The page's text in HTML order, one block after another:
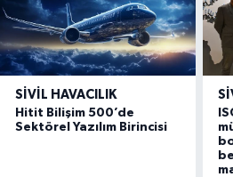
SIVIL HAVACILIK
Hitit Bilişim 500’de
Sektörel Yazılım Birincisi